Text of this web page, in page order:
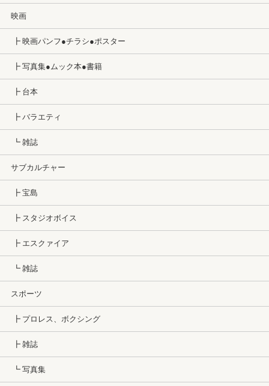
映画
┣ 映画パンフ●チラシ●ポスター
┣ 写真集●ムック本●書籍
┣ 台本
┣ バラエティ
┗ 雑誌
サブカルチャー
┣ 宝島
┣ スタジオボイス
┣ エスクァイア
┗ 雑誌
スポーツ
┣ プロレス、ボクシング
┣ 雑誌
┗ 写真集